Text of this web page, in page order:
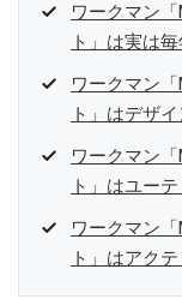
ワークマン
ト」は実は
ワークマン
ト」はデザ
ワークマン
ト」はユー
ワークマン
ト」はアク